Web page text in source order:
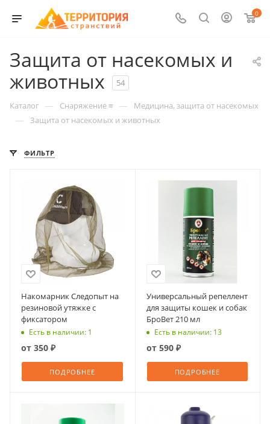
0
Защита от насекомых и
животных
54
Каталог — Снаряжение ≡ — Медицина, защита от насекомых
— Защита от насекомых и животных
ФИЛЬТР
Накомарник Следопыт на
резиновой утяжке с
фиксатором
Есть в наличии: 1
от 350 ₽
ПОДРОБНЕЕ
Универсальный репеллент
для защиты кошек и собак
БроВет 210 мл
Есть в наличии: 13
от 590 ₽
ПОДРОБНЕЕ